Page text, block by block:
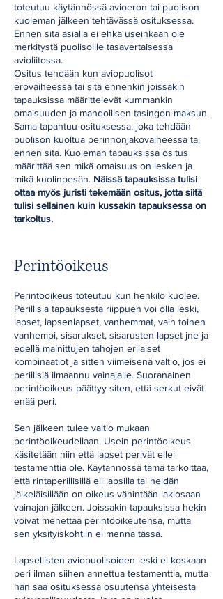
toteutuu käytännössä avioeron tai puolison
kuoleman jälkeen tehtävässä osituksessa.
Ennen sitä asialla ei ehkä useinkaan ole
merkitystä puolisoille tasavertaisessa
avioliitossa.
Ositus tehdään kun aviopuolisot
erovaiheessa tai sitä ennenkin joissakin
tapauksissa määrittelevät kummankin
omaisuuden ja mahdollisen tasingon maksun.
Sama tapahtuu osituksessa, joka tehdään
puolison kuoltua perinnönjakovaiheessa tai
ennen sitä. Kuoleman tapauksissa ositus
määrittää sen mikä omaisuus on lesken ja
mikä kuolinpesän. Näissä tapauksissa tulisi
ottaa myös juristi tekemään ositus, jotta siitä
tulisi sellainen kuin kussakin tapauksessa on
tarkoitus.
Perintöoikeus
Perintöoikeus toteutuu kun henkilö kuolee.
Perillisiä tapauksesta riippuen voi olla leski,
lapset, lapsenlapset, vanhemmat, vain toinen
vanhempi, sisarukset, sisarusten lapset jne ja
edellä mainittujen tahojen erilaiset
kombinaatiot ja sitten viimeisenä valtio, jos ei
perillisiä ilmaannu vainajalle. Suoranainen
perintöoikeus päättyy siten, että serkut eivät
enää peri.
Sen jälkeen tulee valtio mukaan
perintöoikeudellaan. Usein perintöoikeus
käsitetään niin että lapset perivät ellei
testamenttia ole. Käytännössä tämä tarkoittaa,
että rintaperillisillä eli lapsilla tai heidän
jälkeläisillään on oikeus vähintään lakiosaan
vainajan jälkeen. Joissakin tapauksissa hekin
voivat menettää perintöoikeutensa, mutta
sen yksityiskohtiin ei mennä tässä.
Lapsellisten aviopuolisoiden leski ei koskaan
peri ilman siihen annettua testamenttia, mutta
hän saa osituksessa osuutensa yhteisestä